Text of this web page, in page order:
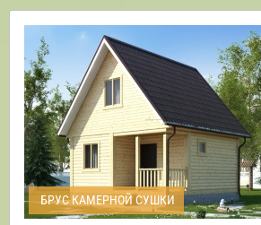
БРУС КАМЕРНОЙ СУШКИ